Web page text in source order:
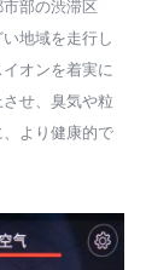
部の渋滞区
地域を走行し
オンを着実に
せ、臭気や粒
より健康的で